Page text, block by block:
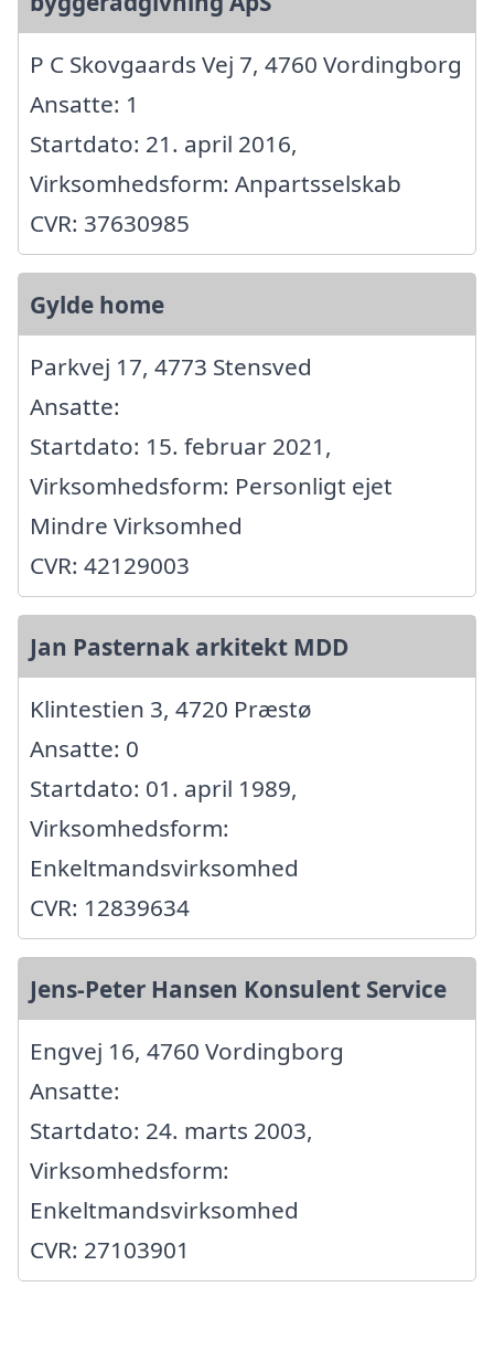
P C Skovgaards Vej 7, 4760 Vordingborg
Ansatte: 1
Startdato: 21. april 2016,
Virksomhedsform: Anpartsselskab
CVR: 37630985
Gylde home
Parkvej 17, 4773 Stensved
Ansatte:
Startdato: 15. februar 2021,
Virksomhedsform: Personligt ejet
Mindre Virksomhed
CVR: 42129003
Jan Pasternak arkitekt MDD
Klintestien 3, 4720 Præstø
Ansatte: 0
Startdato: 01. april 1989,
Virksomhedsform:
Enkeltmandsvirksomhed
CVR: 12839634
Jens-Peter Hansen Konsulent Service
Engvej 16, 4760 Vordingborg
Ansatte:
Startdato: 24. marts 2003,
Virksomhedsform:
Enkeltmandsvirksomhed
CVR: 27103901